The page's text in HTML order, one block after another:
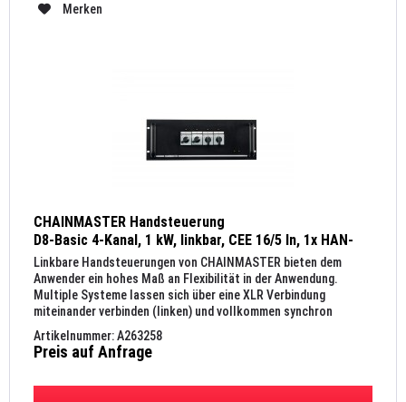
Merken
CHAINMASTER Handsteuerung
D8-Basic 4-Kanal, 1 kW, linkbar, CEE 16/5 In, 1x HAN-
B16 Out, 19", 4 HE
Linkbare Handsteuerungen von CHAINMASTER bieten dem
Anwender ein hohes Maß an Flexibilität in der Anwendung.
Multiple Systeme lassen sich über eine XLR Verbindung
miteinander verbinden (linken) und vollkommen synchron
ansteuern. Gerade...
Artikelnummer: A263258
Preis auf Anfrage